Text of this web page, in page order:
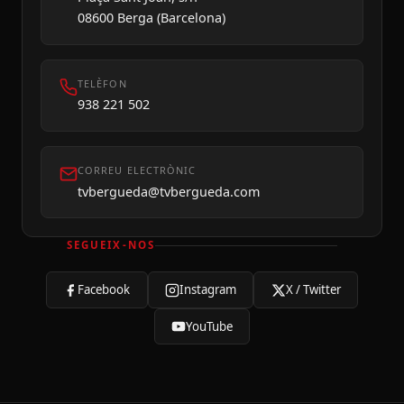
08600 Berga (Barcelona)
TELÈFON
938 221 502
CORREU ELECTRÒNIC
tvbergueda@tvbergueda.com
SEGUEIX-NOS
Facebook Instagram X / Twitter
YouTube